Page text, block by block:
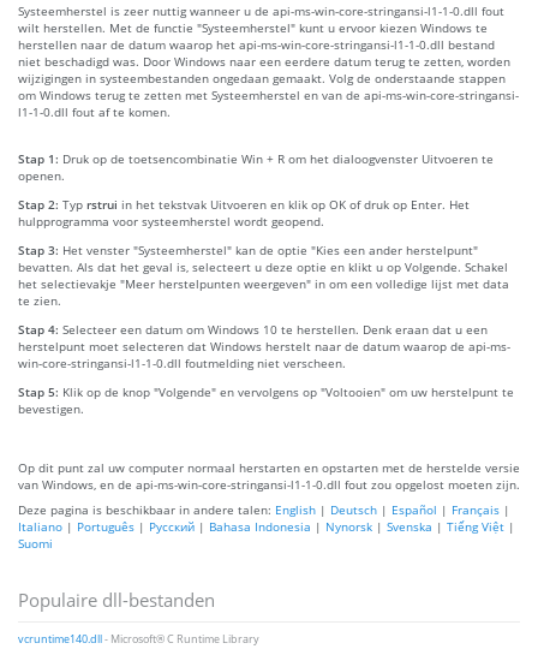
Systeemherstel is zeer nuttig wanneer u de api-ms-win-core-stringansi-l1-1-0.dll fout
wilt herstellen. Met de functie "Systeemherstel" kunt u ervoor kiezen Windows te
herstellen naar de datum waarop het api-ms-win-core-stringansi-l1-1-0.dll bestand
niet beschadigd was. Door Windows naar een eerdere datum terug te zetten, worden
wijzigingen in systeembestanden ongedaan gemaakt. Volg de onderstaande stappen
om Windows terug te zetten met Systeemherstel en van de api-ms-win-core-stringansi-
l1-1-0.dll fout af te komen.
Stap 1: Druk op de toetsencombinatie Win + R om het dialoogvenster Uitvoeren te
openen.
Stap 2: Typ rstrui in het tekstvak Uitvoeren en klik op OK of druk op Enter. Het
hulpprogramma voor systeemherstel wordt geopend.
Stap 3: Het venster "Systeemherstel" kan de optie "Kies een ander herstelpunt"
bevatten. Als dat het geval is, selecteert u deze optie en klikt u op Volgende. Schakel
het selectievakje "Meer herstelpunten weergeven" in om een volledige lijst met data
te zien.
Stap 4: Selecteer een datum om Windows 10 te herstellen. Denk eraan dat u een
herstelpunt moet selecteren dat Windows herstelt naar de datum waarop de api-ms-
win-core-stringansi-l1-1-0.dll foutmelding niet verscheen.
Stap 5: Klik op de knop "Volgende" en vervolgens op "Voltooien" om uw herstelpunt te
bevestigen.
Op dit punt zal uw computer normaal herstarten en opstarten met de herstelde versie
van Windows, en de api-ms-win-core-stringansi-l1-1-0.dll fout zou opgelost moeten zijn.
Deze pagina is beschikbaar in andere talen: English | Deutsch | Español | Français |
Italiano | Português | Русский | Bahasa Indonesia | Nynorsk | Svenska | Tiếng Việt |
Suomi
Populaire dll-bestanden
vcruntime140.dll- Microsoft® C Runtime Library